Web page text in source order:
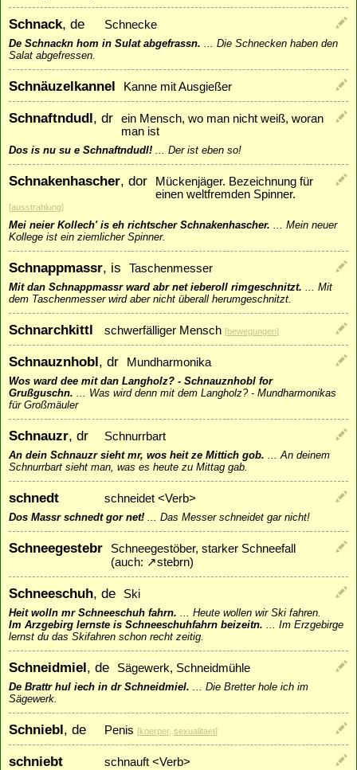
Schnack, de Schnecke
De Schnackn hom in Sulat abgefrassn.
Die Schnecken haben den
Salat abgefressen.
Schnäuzelkannel Kanne mit Ausgießer
Schnaftndudl, dr
ein Mensch, wo man nicht weiß, woran
man ist
Dos is nu su e Schnaftndudl! Der ist eben so!
Schnakenhascher, dor
Mückenjäger. Bezeichnung für
einen weltfremden Spinner.
[ausstrahlung]
Mei neier Kollech' is eh richtscher Schnakenhascher.
Mein neuer
Kollege ist ein ziemlicher Spinner.
Schnappmassr, is Taschenmesser
Mit dan Schnappmassr ward abr net ieberoll rimgeschnitzt.
Mit
dem Taschenmesser wird aber nicht überall herumgeschnitzt.
Schnarchkittl schwerfälliger Mensch [bewegungen]
Schnauznhobl, dr Mundharmonika
Wos ward dee mit dan Langholz? - Schnauznhobl for
Grußguschn.
Was wird denn mit dem Langholz? - Mundharmonikas
für Großmäuler
Schnauzr, dr Schnurrbart
An dein Schnauzr sieht mr, wos heit ze Mittich gob.
An deinem
Schnurrbart sieht man, was es heute zu Mittag gab.
schnedt schneidet <Verb>
Dos Massr schnedt gor net! Das Messer schneidet gar nicht!
Schneegestebr
Schneegestöber, starker Schneefall
(auch: ↗stebrn)
Schneeschuh, de Ski
Heit wolln mr Schneeschuh fahrn.
Heute wollen wir Ski fahren.
Im Arzgebirg lernste is Schneeschuhfahrn beizeitn.
Im Erzgebirge
lernst du das Skifahren schon recht zeitig.
Schneidmiel, de Sägewerk, Schneidmühle
De Brattr hul iech in dr Schneidmiel.
Die Bretter hole ich im
Sägewerk.
Schniebl, de Penis [koerper, sexualitaet]
schniebt schnauft <Verb>